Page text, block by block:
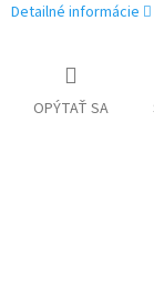
Detailné informácie
OPÝTAŤ SA